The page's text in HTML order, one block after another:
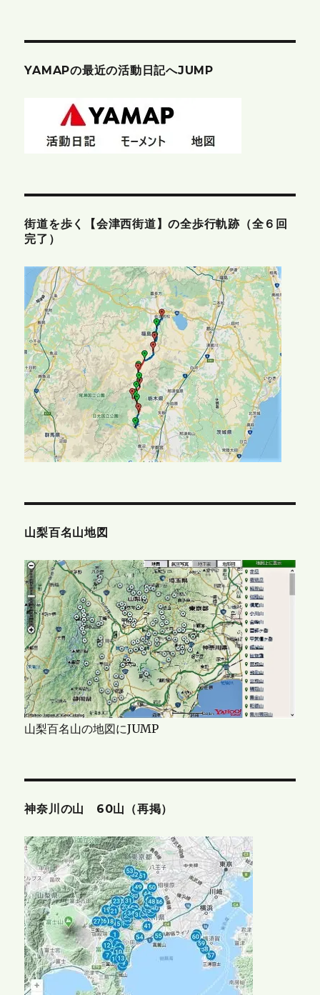
YAMAPの最近の活動日記へJUMP
街道を歩く【会津西街道】の全歩行軌跡（全６回
完了）
山梨百名山地図
山梨百名山の地図にJUMP
神奈川の山 60山（再掲）